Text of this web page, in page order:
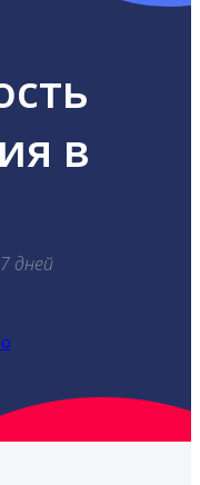
в
дней